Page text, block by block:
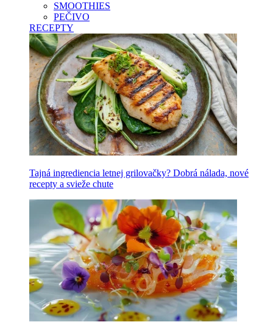
SMOOTHIES
PEČIVO
RECEPTY
Tajná ingrediencia letnej grilovačky? Dobrá nálada, nové
recepty a svieže chute